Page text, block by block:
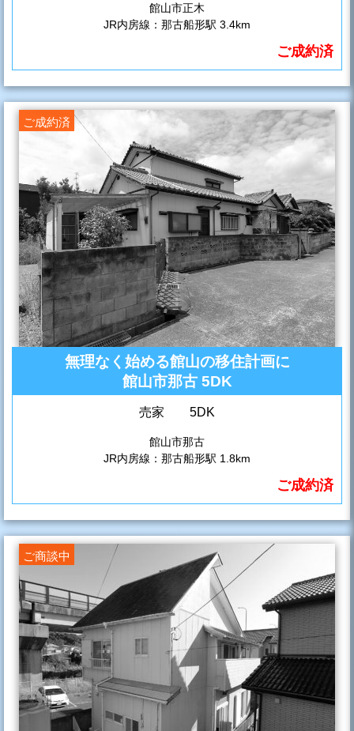
館山市正木
JR内房線：那古船形駅 3.4km
ご成約済
ご成約済
無理なく始める館山の移住計画に
館山市那古 5DK
売家 5DK
館山市那古
JR内房線：那古船形駅 1.8km
ご成約済
ご商談中